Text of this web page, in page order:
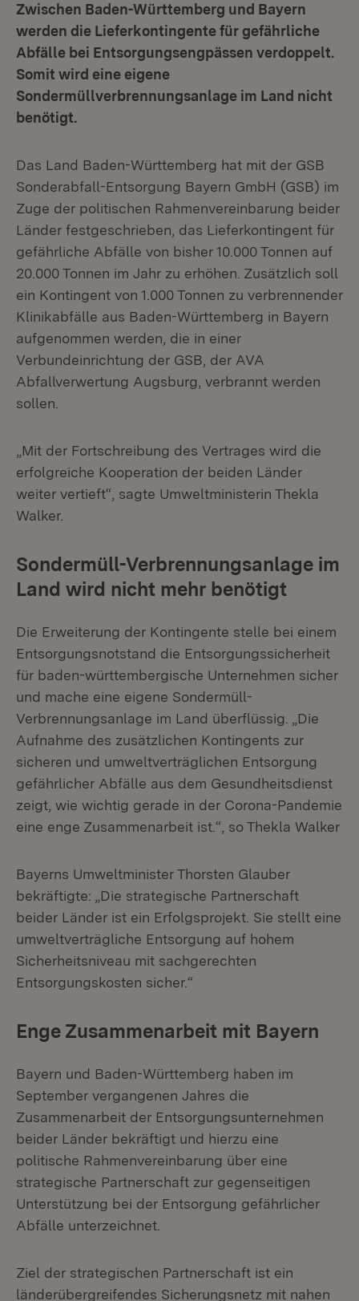
Zwischen Baden-Württemberg und Bayern
werden die Lieferkontingente für gefährliche
Abfälle bei Entsorgungsengpässen verdoppelt.
Somit wird eine eigene
Sondermüllverbrennungsanlage im Land nicht
benötigt.
Das Land Baden-Württemberg hat mit der GSB
Sonderabfall-Entsorgung Bayern GmbH (GSB) im
Zuge der politischen Rahmenvereinbarung beider
Länder festgeschrieben, das Lieferkontingent für
gefährliche Abfälle von bisher 10.000 Tonnen auf
20.000 Tonnen im Jahr zu erhöhen. Zusätzlich soll
ein Kontingent von 1.000 Tonnen zu verbrennender
Klinikabfälle aus Baden-Württemberg in Bayern
aufgenommen werden, die in einer
Verbundeinrichtung der GSB, der AVA
Abfallverwertung Augsburg, verbrannt werden
sollen.
„Mit der Fortschreibung des Vertrages wird die
erfolgreiche Kooperation der beiden Länder
weiter vertieft“, sagte Umweltministerin Thekla
Walker.
Sondermüll-Verbrennungsanlage im
Land wird nicht mehr benötigt
Die Erweiterung der Kontingente stelle bei einem
Entsorgungsnotstand die Entsorgungssicherheit
für baden-württembergische Unternehmen sicher
und mache eine eigene Sondermüll-
Verbrennungsanlage im Land überflüssig. „Die
Aufnahme des zusätzlichen Kontingents zur
sicheren und umweltverträglichen Entsorgung
gefährlicher Abfälle aus dem Gesundheitsdienst
zeigt, wie wichtig gerade in der Corona-Pandemie
eine enge Zusammenarbeit ist.“, so Thekla Walker
Bayerns Umweltminister Thorsten Glauber
bekräftigte: „Die strategische Partnerschaft
beider Länder ist ein Erfolgsprojekt. Sie stellt eine
umweltverträgliche Entsorgung auf hohem
Sicherheitsniveau mit sachgerechten
Entsorgungskosten sicher.“
Enge Zusammenarbeit mit Bayern
Bayern und Baden-Württemberg haben im
September vergangenen Jahres die
Zusammenarbeit der Entsorgungsunternehmen
beider Länder bekräftigt und hierzu eine
politische Rahmenvereinbarung über eine
strategische Partnerschaft zur gegenseitigen
Unterstützung bei der Entsorgung gefährlicher
Abfälle unterzeichnet.
Ziel der strategischen Partnerschaft ist ein
länderübergreifendes Sicherungsnetz mit nahen